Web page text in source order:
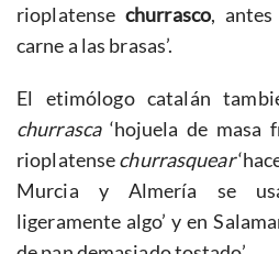
rioplatensechurrasco, antes
carne a las brasas’.
El etimólogo catalán
churrasca‘hojuela de masa
rioplatensechurrasquear
Murcia y Almería se
ligeramente algo’ y en